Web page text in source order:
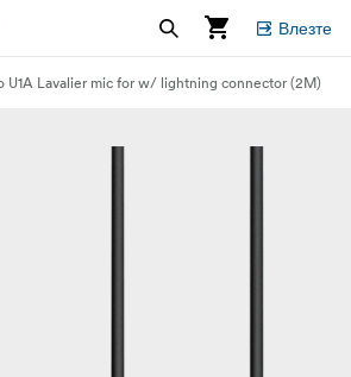
Влезте
U1A Lavalier mic for w/ lightning connector (2M)